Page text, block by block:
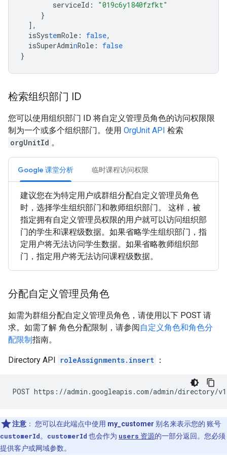
serviceId :
"019c6y1840fzfkt"
}
],
isSystemRole : false,
isSuperAdminRole :
false
}
检索组织部门 ID
您可以使用组织部门 ID 将自定义管理员角色的访问权限限
制为一个或多个组织部门。使用 OrgUnit API 检索
orgUnitId 。
Google 课堂分析 临时课程访问权限
建议您在为特定用户或群组分配自定义管理员角色
时，选择学生组织部门和教师组织部门。 这样，被
指定拥有自定义管理员权限的用户就可以访问组织部
门的学生和课程级数据。如果省略学生组织部门，指
定用户将无法访问学生数据。如果省略教师组织部
门，指定用户将无法访问课程级数据。
分配自定义管理员角色
如需为群组分配自定义管理员角色，请使用以下 POST 请
求。如需了解 角色分配限制，请参阅自定义角色和角色分
配限制指南。
Directory API roleAssignments.insert ：
注意 ： 您可以在此端点中使用 my_customer 别名来表示您的 账号
customerId。 customerId 也会作为 users 资源的一部分返回。您必须
提供客户或网域参数。